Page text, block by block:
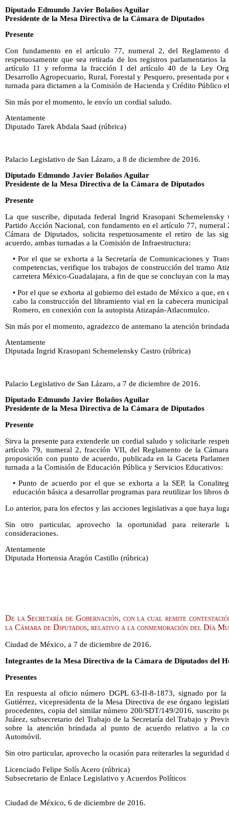
Diputado Edmundo Javier Bolaños Aguilar
Presidente de la Mesa Directiva de la Cámara de Diputados
Presente
Con fundamento en el artículo 77, numeral 2, del Reglamento
respetuosamente que sea retirada de los registros parlamentarios
artículo 11 y reforma la fracción I del artículo 40 de la Ley
Desarrollo Agropecuario, Rural, Forestal y Pesquero, presentada
turnada para dictamen a la Comisión de Hacienda y Crédito Público
Sin más por el momento, le envío un cordial saludo.
Atentamente
Diputado Tarek Abdala Saad (rúbrica)
Palacio Legislativo de San Lázaro, a 8 de diciembre de 2016.
Diputado Edmundo Javier Bolaños Aguilar
Presidente de la Mesa Directiva de la Cámara de Diputados
Presente
La que suscribe, diputada federal Ingrid Krasopani Schemelensky
Partido Acción Nacional, con fundamento en el artículo 77,
Cámara de Diputados, solicita respetuosamente el retiro de las
acuerdo, ambas turnadas a la Comisión de Infraestructura:
• Por el que se exhorta a la Secretaría de Comunicaciones y
competencias, verifique los trabajos de construcción del tramo
carretera México-Guadalajara, a fin de que se concluyan con la
• Por el que se exhorta al gobierno del estado de México a que,
cabo la construcción del libramiento vial en la cabecera
Romero, en conexión con la autopista Atizapán-Atlacomulco.
Sin más por el momento, agradezco de antemano la atención
Atentamente
Diputada Ingrid Krasopani Schemelensky Castro (rúbrica)
Palacio Legislativo de San Lázaro, a 7 de diciembre de 2016.
Diputado Edmundo Javier Bolaños Aguilar
Presidente de la Mesa Directiva de la Cámara de Diputados
Presente
Sirva la presente para extenderle un cordial saludo y solicitarle
artículo 79, numeral 2, fracción VII, del Reglamento de la
proposición con punto de acuerdo, publicada en la Gaceta
turnada a la Comisión de Educación Pública y Servicios Educativos:
• Punto de acuerdo por el que se exhorta a la SEP, la
educación básica a desarrollar programas para reutilizar los libros
Lo anterior, para los efectos y las acciones legislativas a que haya
Sin otro particular, aprovecho la oportunidad para
consideraciones.
Atentamente
Diputada Hortensia Aragón Castillo (rúbrica)
De la Secretaría de Gobernación, con la cual remite
la Cámara de Diputados, relativo a la conmemoración del Día
Ciudad de México, a 7 de diciembre de 2016.
Integrantes de la Mesa Directiva de la Cámara de Diputados del
Presentes
En respuesta al oficio número DGPL 63-II-8-1873, signado por
Gutiérrez, vicepresidenta de la Mesa Directiva de ese órgano
procedentes, copia del similar número 200/SDT/149/2016, suscrito
Juárez, subsecretario del Trabajo de la Secretaría del Trabajo y
sobre la atención brindada al punto de acuerdo relativo a la
Automóvil.
Sin otro particular, aprovecho la ocasión para reiterarles la
Licenciado Felipe Solís Acero (rúbrica)
Subsecretario de Enlace Legislativo y Acuerdos Políticos
Ciudad de México, 6 de diciembre de 2016.